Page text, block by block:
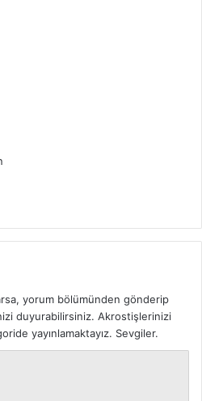
yorum bölümünden gönderip
duyurabilirsiniz. Akrostişlerinizi
yayınlamaktayız. Sevgiler.